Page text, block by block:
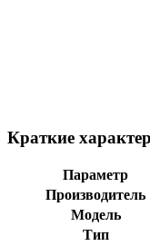
Краткие
Параметр
Производитель
Модель
Тип